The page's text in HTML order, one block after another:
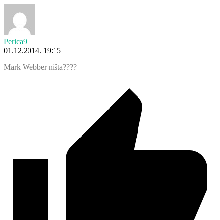
Perica9
01.12.2014. 19:15
Mark Webber ništa????